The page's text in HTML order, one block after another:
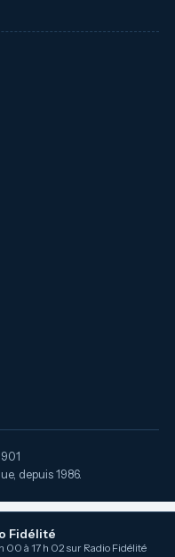
depuis 1986.
Fidélité
00 à 17 h 02 sur Radio Fidélité